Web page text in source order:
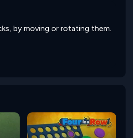
by moving or rotating them.